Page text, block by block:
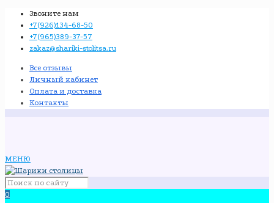
Звоните нам
+7(926)134-68-50
+7(965)389-37-57
zakaz@shariki-stolitsa.ru
Все отзывы
Личный кабинет
Оплата и доставка
Контакты
МЕНЮ
0